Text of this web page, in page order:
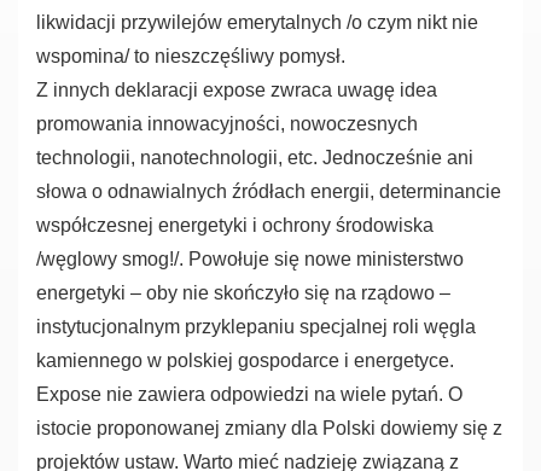
likwidacji przywilejów emerytalnych /o czym nikt nie
wspomina/ to nieszczęśliwy pomysł.
Z innych deklaracji expose zwraca uwagę idea
promowania innowacyjności, nowoczesnych
technologii, nanotechnologii, etc. Jednocześnie ani
słowa o odnawialnych źródłach energii, determinancie
współczesnej energetyki i ochrony środowiska
/węglowy smog!/. Powołuje się nowe ministerstwo
energetyki – oby nie skończyło się na rządowo –
instytucjonalnym przyklepaniu specjalnej roli węgla
kamiennego w polskiej gospodarce i energetyce.
Expose nie zawiera odpowiedzi na wiele pytań. O
istocie proponowanej zmiany dla Polski dowiemy się z
projektów ustaw. Warto mieć nadzieję związaną z